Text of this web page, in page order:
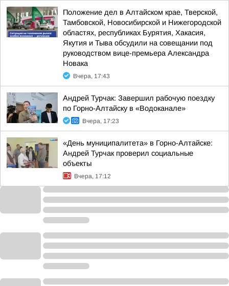
Положение дел в Алтайском крае, Тверской,
Тамбовской, Новосибирской и Нижегородской
областях, республиках Бурятия, Хакасия,
Якутия и Тыва обсудили на совещании под
руководством вице-премьера Александра
Новака
Вчера, 17:43
Андрей Турчак: Завершил рабочую поездку
по Горно-Алтайску в «Водоканале»
Вчера, 17:23
«День муниципалитета» в Горно-Алтайске:
Андрей Турчак проверил социальные
объекты
Вчера, 17:12